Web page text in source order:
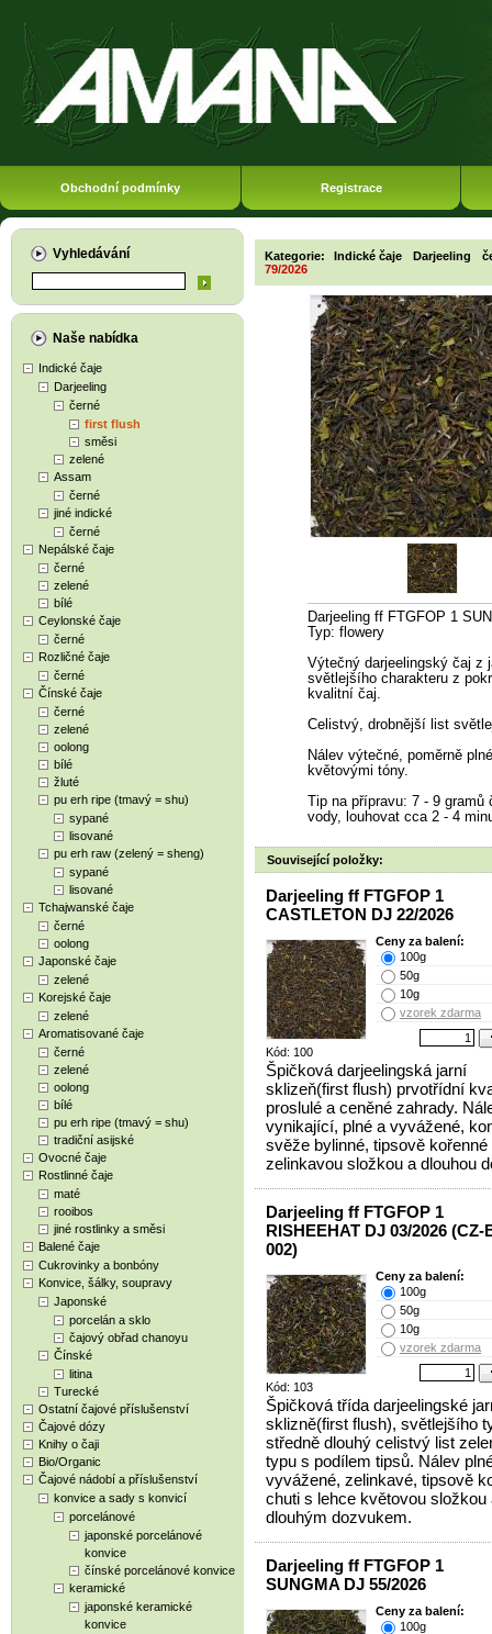
Obchodní podmínky Registrace
Vyhledávání
Naše nabídka
Indické čaje
Darjeeling
černé
first flush
směsi
zelené
Assam
černé
jiné indické
černé
Nepálské čaje
černé
zelené
bílé
Ceylonské čaje
černé
Rozličné čaje
černé
Čínské čaje
černé
zelené
oolong
bílé
žluté
pu erh ripe (tmavý = shu)
sypané
lisované
pu erh raw (zelený = sheng)
sypané
lisované
Tchajwanské čaje
černé
oolong
Japonské čaje
zelené
Korejské čaje
zelené
Aromatisované čaje
černé
zelené
oolong
bílé
pu erh ripe (tmavý = shu)
tradiční asijské
Ovocné čaje
Rostlinné čaje
maté
rooibos
jiné rostlinky a směsi
Balené čaje
Cukrovinky a bonbóny
Konvice, šálky, soupravy
Japonské
porcelán a sklo
čajový obřad chanoyu
Čínské
litina
Turecké
Ostatní čajové příslušenství
Čajové dózy
Knihy o čaji
Bio/Organic
Čajové nádobí a příslušenství
konvice a sady s konvicí
porcelánové
japonské porcelánové
konvice
čínské porcelánové konvice
keramické
japonské keramické
konvice
Kategorie: Indické čaje Darjeeling
79/2026
Darjeeling ff FTGFOP 1
Typ: flowery
Výtečný darjeelingský čaj z
světlejšího charakteru z
kvalitní čaj.
Celistvý, drobnější list
Nálev výtečné, poměrně
květovými tóny.
Tip na přípravu: 7 - 9
vody, louhovat cca 2 - 4
Související položky:
Darjeeling ff FTGFOP 1
CASTLETON DJ 22/2026
Kód: 100
Ceny za balení:
100g
50g
10g
vzorek zdarma
Špičková darjeelingská jarní
sklizeň(first flush) prvotřídní
proslulé a ceněné zahrady.
vynikající, plné a vyvážené,
svěže bylinné, tipsově kořenné
zelinkavou složkou a dlouhou
Darjeeling ff FTGFOP 1
RISHEEHAT DJ 03/2026 (CZ-
002)
Kód: 103
Ceny za balení:
100g
50g
10g
vzorek zdarma
Špičková třída darjeelingské
sklizně(first flush), světlejšího
středně dlouhý celistvý list
typu s podílem tipsů. Nálev
vyvážené, zelinkavé, tipsově
chuti s lehce květovou složkou
dlouhým dozvukem.
Darjeeling ff FTGFOP 1
SUNGMA DJ 55/2026
Ceny za balení:
100g